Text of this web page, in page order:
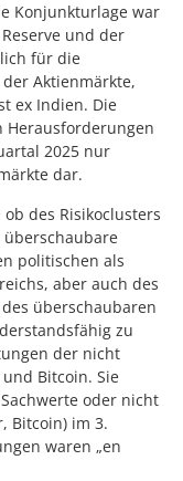
Konjunkturlage war
und der
für die
Aktienmärkte,
ex Indien. Die
Herausforderungen
2025 nur
dar.
des Risikoclusters
überschaubare
politischen als
aber auch des
überschaubaren
zu
der nicht
Bitcoin. Sie
oder nicht
Bitcoin) im 3.
waren „en